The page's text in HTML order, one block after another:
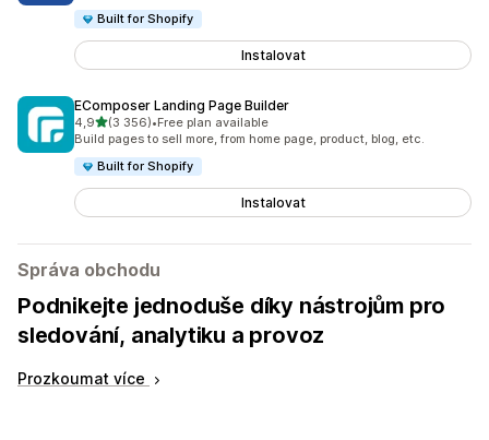
Built for Shopify
Instalovat
EComposer Landing Page Builder
4,9z 5 hvězd
(3 356)
Celkový počet recenzí: 3356
•Free plan available
Build pages to sell more, from home page, product, blog, etc.
Built for Shopify
Instalovat
Správa obchodu
Podnikejte jednoduše díky nástrojům pro
sledování, analytiku a provoz
Prozkoumat více